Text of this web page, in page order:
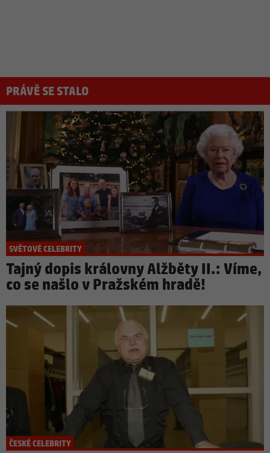
PRÁVĚ SE STALO
SVĚTOVÉ CELEBRITY
Tajný dopis královny Alžběty II.: Víme,
co se našlo v Pražském hradě!
ČESKÉ CELEBRITY